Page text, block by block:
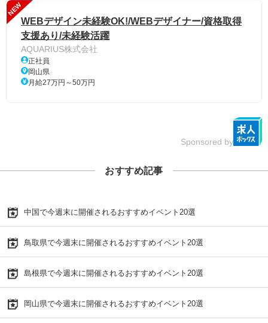
NEW
WEBデザイン未経験OK!/WEBデザイナー/資格取得
支援あり/未経験活躍
AQUARIUS株式会社
正社員
岡山県
月給27万円～50万円
Sponsored by
おすすめ記事
中国で今週末に開催されるおすすめイベント20選
鳥取県で今週末に開催されるおすすめイベント20選
島根県で今週末に開催されるおすすめイベント20選
岡山県で今週末に開催されるおすすめイベント20選